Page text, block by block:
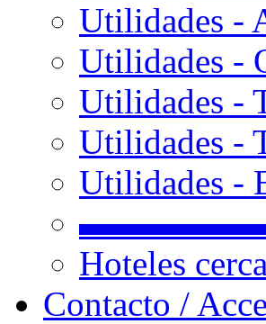
Utilidades -
Utilidades -
Utilidades -
Utilidades -
Utilidades -
Hoteles
Contacto /